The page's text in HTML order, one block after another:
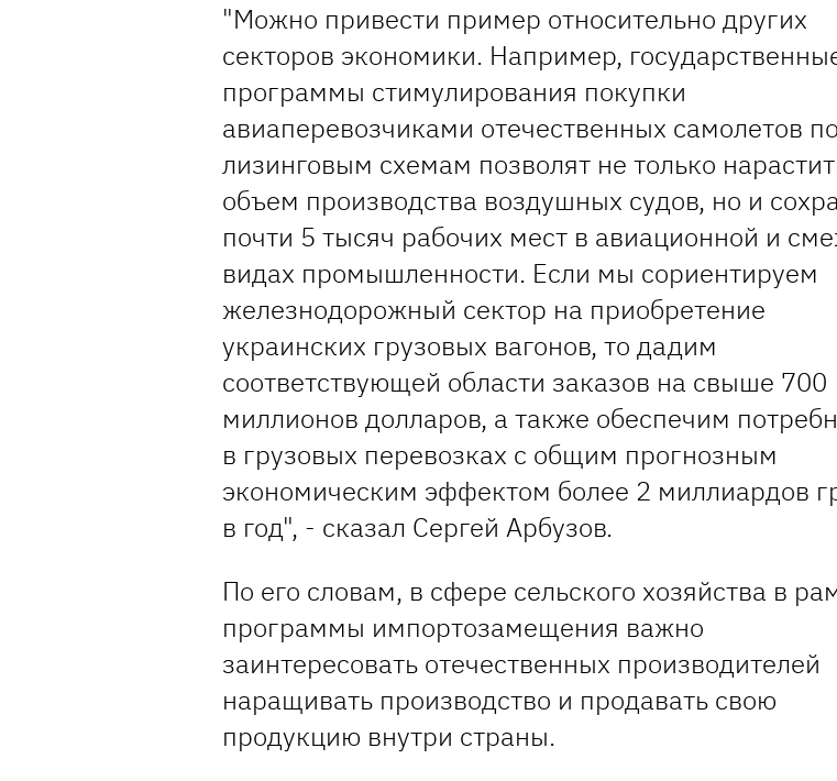
"Можно привести пример относительно других
секторов экономики. Например,
программы стимулирования покупки
авиаперевозчиками отечественных самолетов по
лизинговым схемам позволят не только
объем производства воздушных судов, но и
почти 5 тысяч рабочих мест в авиационной и
видах промышленности. Если мы сориентируем
железнодорожный сектор на приобретение
украинских грузовых вагонов, то дадим
соответствующей области заказов на свыше 700
миллионов долларов, а также обеспечим
в грузовых перевозках с общим прогнозным
экономическим эффектом более 2 миллиардов
в год", - сказал Сергей Арбузов.
По его словам, в сфере сельского хозяйства в
программы импортозамещения важно
заинтересовать отечественных производителей
наращивать производство и продавать свою
продукцию внутри страны.